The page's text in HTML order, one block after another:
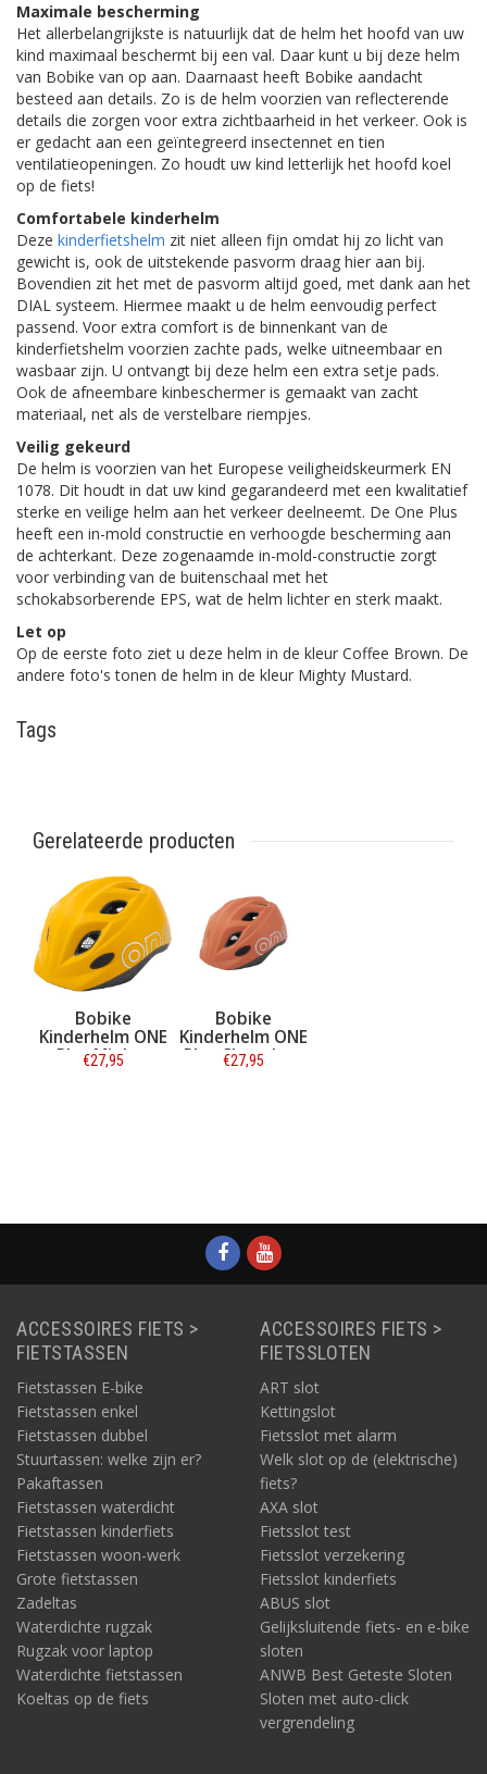
Maximale bescherming
Het allerbelangrijkste is natuurlijk dat de helm het hoofd van uw
kind maximaal beschermt bij een val. Daar kunt u bij deze helm
van Bobike van op aan. Daarnaast heeft Bobike aandacht
besteed aan details. Zo is de helm voorzien van reflecterende
details die zorgen voor extra zichtbaarheid in het verkeer. Ook is
er gedacht aan een geïntegreerd insectennet en tien
ventilatieopeningen. Zo houdt uw kind letterlijk het hoofd koel
op de fiets!
Comfortabele kinderhelm
Deze kinderfietshelm zit niet alleen fijn omdat hij zo licht van
gewicht is, ook de uitstekende pasvorm draag hier aan bij.
Bovendien zit het met de pasvorm altijd goed, met dank aan het
DIAL systeem. Hiermee maakt u de helm eenvoudig perfect
passend. Voor extra comfort is de binnenkant van de
kinderfietshelm voorzien zachte pads, welke uitneembaar en
wasbaar zijn. U ontvangt bij deze helm een extra setje pads.
Ook de afneembare kinbeschermer is gemaakt van zacht
materiaal, net als de verstelbare riempjes.
Veilig gekeurd
De helm is voorzien van het Europese veiligheidskeurmerk EN
1078. Dit houdt in dat uw kind gegarandeerd met een kwalitatief
sterke en veilige helm aan het verkeer deelneemt. De One Plus
heeft een in-mold constructie en verhoogde bescherming aan
de achterkant. Deze zogenaamde in-mold-constructie zorgt
voor verbinding van de buitenschaal met het
schokabsorberende EPS, wat de helm lichter en sterk maakt.
Let op
Op de eerste foto ziet u deze helm in de kleur Coffee Brown. De
andere foto's tonen de helm in de kleur Mighty Mustard.
Tags
Gerelateerde producten
Bobike
Kinderhelm ONE
Plus Mighty
Mustard S
€27,95
Bobike
Kinderhelm ONE
Plus Chocolate
Brown XS
€27,95
ACCESSOIRES FIETS >
FIETSTASSEN
Fietstassen E-bike
Fietstassen enkel
Fietstassen dubbel
Stuurtassen: welke zijn er?
Pakaftassen
Fietstassen waterdicht
Fietstassen kinderfiets
Fietstassen woon-werk
Grote fietstassen
Zadeltas
Waterdichte rugzak
Rugzak voor laptop
Waterdichte fietstassen
Koeltas op de fiets
ACCESSOIRES FIETS >
FIETSSLOTEN
ART slot
Kettingslot
Fietsslot met alarm
Welk slot op de (elektrische)
fiets?
AXA slot
Fietsslot test
Fietsslot verzekering
Fietsslot kinderfiets
ABUS slot
Gelijksluitende fiets- en e-bike
sloten
ANWB Best Geteste Sloten
Sloten met auto-click
vergrendeling